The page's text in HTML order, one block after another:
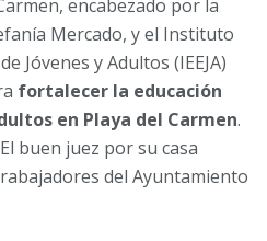
encabezado por la
Mercado, y el Instituto
Jóvenes y Adultos (IEEJA)
fortalecer la educación
en Playa del Carmen.
buen juez por su casa
del Ayuntamiento